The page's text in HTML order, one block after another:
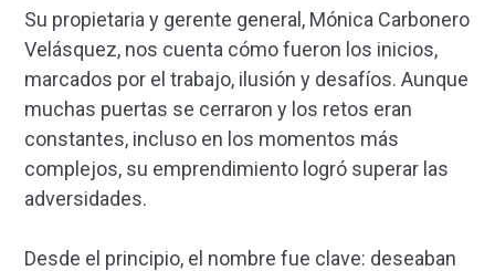
Su propietaria y gerente general, Mónica Carbonero
Velásquez, nos cuenta cómo fueron los inicios,
marcados por el trabajo, ilusión y desafíos. Aunque
muchas puertas se cerraron y los retos eran
constantes, incluso en los momentos más
complejos, su emprendimiento logró superar las
adversidades.
Desde el principio, el nombre fue clave: deseaban